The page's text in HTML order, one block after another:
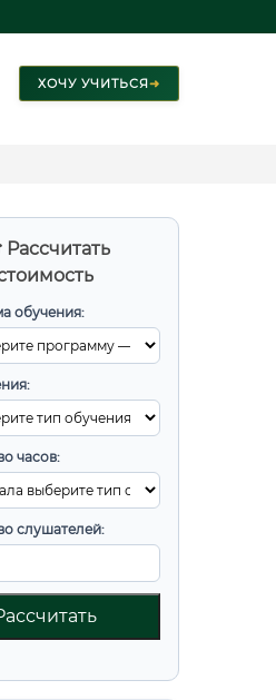
ХОЧУ УЧИТЬСЯ➜
Рассчитать
обучения:
часов:
слушателей: